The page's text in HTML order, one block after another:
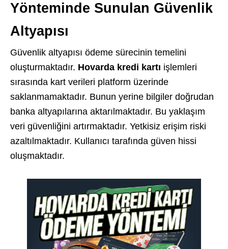
Yönteminde Sunulan Güvenlik
Altyapısı
Güvenlik altyapısı ödeme sürecinin temelini
oluşturmaktadır. Hovarda kredi kartı işlemleri
sırasında kart verileri platform üzerinde
saklanmamaktadır. Bunun yerine bilgiler doğrudan
banka altyapılarına aktarılmaktadır. Bu yaklaşım
veri güvenliğini artırmaktadır. Yetkisiz erişim riski
azaltılmaktadır. Kullanıcı tarafında güven hissi
oluşmaktadır.